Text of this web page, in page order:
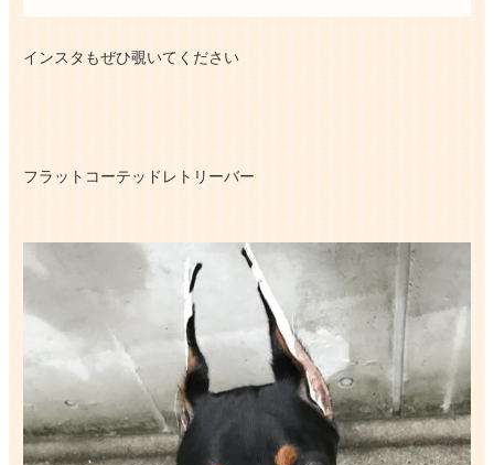
インスタもぜひ覗いてください
フラットコーテッドレトリーバー